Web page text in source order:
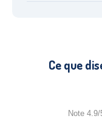
Ce que
Note